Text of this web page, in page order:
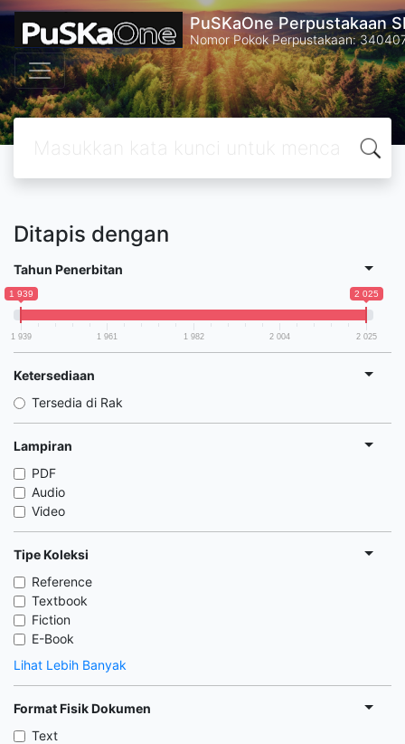
PuSKaOne Perpustakaan
Nomor Pokok Perpustakaan:
Ditapis dengan
Tahun Penerbitan
1 939 2 025
1 939 1 961 1 982 2 004 2 025
Ketersediaan
Tersedia di Rak
Lampiran
PDF
Audio
Video
Tipe Koleksi
Reference
Textbook
Fiction
E-Book
Lihat Lebih Banyak
Format Fisik Dokumen
Text